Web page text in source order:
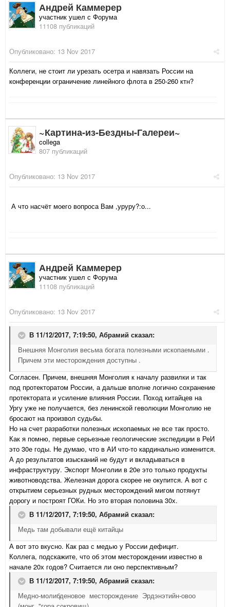
Андрей Каммерер
участник ушел с Форума
11108 публикаций
Опубликовано: 13 Nov 2017
Коллеги, не стоит ли урезать осетра и навязать России на
конференции ограничение линейного флота в 250-260 ктн?
~Картина-из-Бездны-Галереи~
collega
807 публикаций
Опубликовано: 13 Nov 2017
А что насчёт моего вопроса Вам ,уруру?:о...
Андрей Каммерер
участник ушел с Форума
11108 публикаций
Опубликовано: 13 Nov 2017
В 11/12/2017, 7:19:50, Абрамий сказал:
Внешняя Монголия весьма богата полезными ископаемыми .
Причем эти месторождения доступны .
Согласен. Причем, внешняя Монголия к началу развилки и так
под протекторатом России, а дальше вполне логично сохранение
протектората и усиление влияния России. Поход китайцев на
Ургу уже не получается, без ленинской геволюции Монголию не
бросают на произвол судьбы.
Но на счет разработки полезных ископаемых не все так просто.
Как я помню, первые серьезные геологические экспедиции в РеИ
это 30е годы. Не думаю, что в АИ что-то кардинально изменится.
А до результатов изысканий не будут и вкладываться в
инфраструктуру. Экспорт Монголии в 20е это только продукты
животноводства. Железная дорога скорее не окупится. А вот с
открытием серьезных рудных месторождений мигом потянут
дорогу и построят ГОКи. Но это вторая половина 30х.
В 11/12/2017, 7:19:50, Абрамий сказал:
Медь там добывали ещё китайцы
А вот это вкусно. Как раз с медью у России дефицит.
Коллега, подскажите, что об этом месторождении известно в
начале 20х годов? Считается ли оно перспективным?
В 11/12/2017, 7:19:50, Абрамий сказал:
Медно-молибденовое месторождение Эрдэнэтийн-овоо